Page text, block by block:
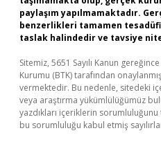
paylaşım yapılmamaktadır.
benzerlikleri tamamen
taslak halindedir ve tavsiye
Sitemiz, 5651 Sayılı Kanun
Kurumu (BTK) tarafından
vermektedir. Bu nedenle, sitedeki
veya araştırma yükümlülüğümüz
yazdıkları içeriklerin
bu sorumluluğu kabul etmiş